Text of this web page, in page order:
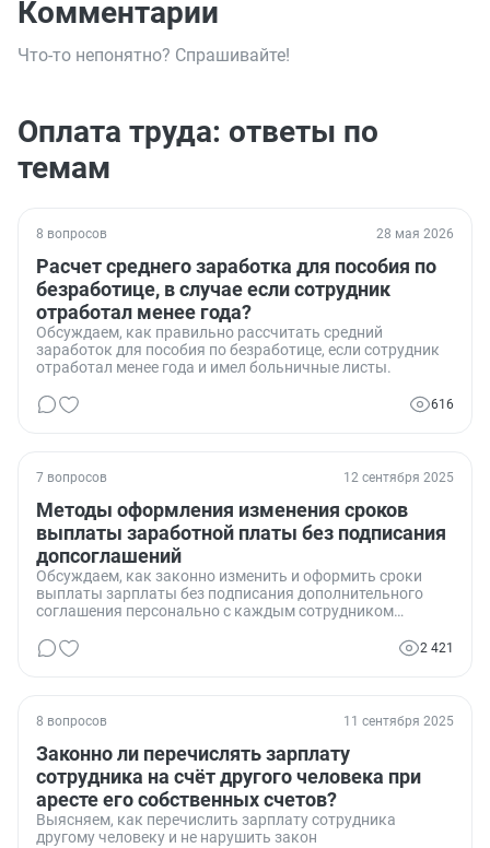
Комментарии
Что-то непонятно? Спрашивайте!
Оплата труда: ответы по
темам
8 вопросов 28 мая 2026
Расчет среднего заработка для пособия по
безработице, в случае если сотрудник
отработал менее года?
Обсуждаем, как правильно рассчитать средний
заработок для пособия по безработице, если сотрудник
отработал менее года и имел больничные листы.
616
7 вопросов 12 сентября 2025
Методы оформления изменения сроков
выплаты заработной платы без подписания
допсоглашений
Обсуждаем, как законно изменить и оформить сроки
выплаты зарплаты без подписания дополнительного
соглашения персонально с каждым сотрудником
2 421
8 вопросов 11 сентября 2025
Законно ли перечислять зарплату
сотрудника на счёт другого человека при
аресте его собственных счетов?
Выясняем, как перечислить зарплату сотрудника
другому человеку и не нарушить закон